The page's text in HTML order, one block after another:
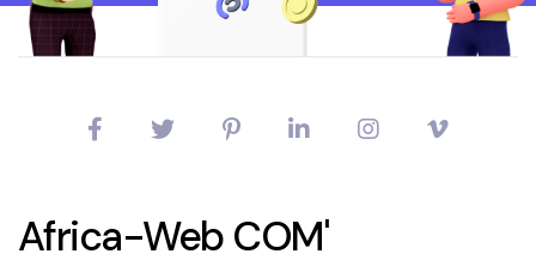
Africa-Web COM'